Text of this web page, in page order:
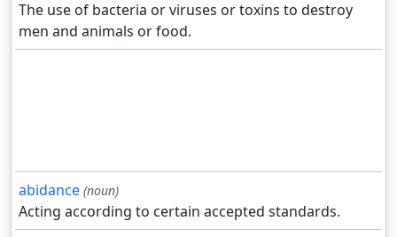
The use of bacteria or viruses or toxins to destroy
men and animals or food.
abidance (noun)
Acting according to certain accepted standards.